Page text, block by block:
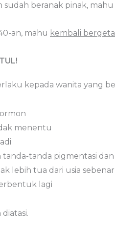
beranak pinak,
an, mahu kembali
kepada wanita yang
menentu
tanda pigmentasi
lebih tua dari usia sebenar
lagi